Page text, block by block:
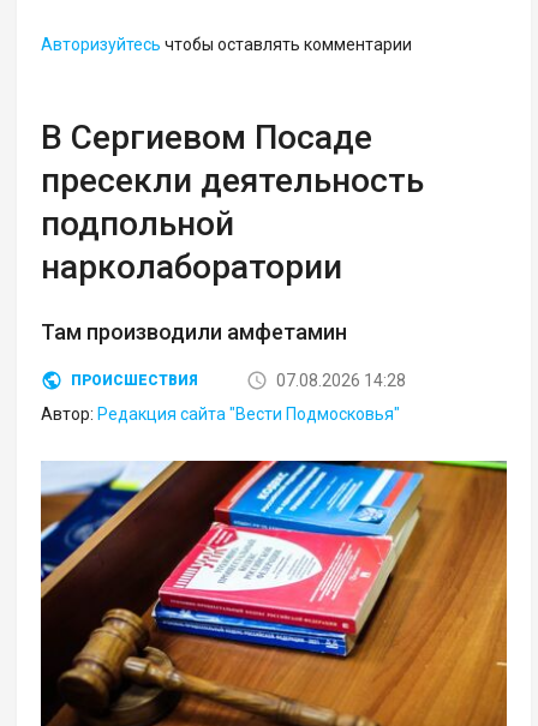
Авторизуйтесь чтобы оставлять комментарии
В Сергиевом Посаде
пресекли деятельность
подпольной
нарколаборатории
Там производили амфетамин
ПРОИСШЕСТВИЯ
07.08.2026 14:28
Автор: Редакция сайта "Вести Подмосковья"